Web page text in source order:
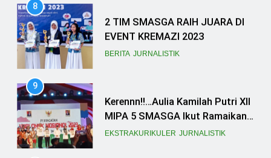
8
2 TIM SMASGA RAIH JUARA DI
EVENT KREMAZI 2023
BERITA JURNALISTIK
9
Kerennn!!…Aulia Kamilah Putri XII
MIPA 5 SMASGA Ikut Ramaikan
Acara Forum Anak Nasional
EKSTRAKURIKULER JURNALISTIK